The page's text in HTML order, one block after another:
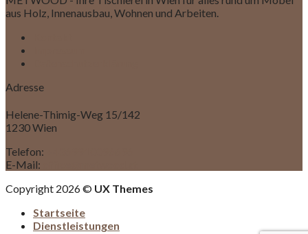
aus Holz, Innenausbau, Wohnen und Arbeiten.
Adresse
Helene-Thimig-Weg 15/142
1230 Wien
Telefon:
E-Mail:
Copyright 2026 © UX Themes
Startseite
Dienstleistungen